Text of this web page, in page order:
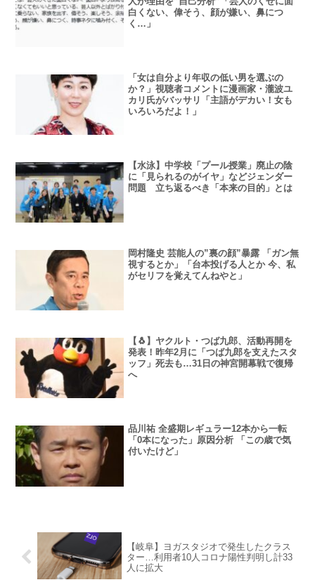
白くない、偉そう、顔が嫌い、鼻につ
く…」
「女は自分より年収の低い男を選ぶの
か？」視聴者コメントに漫画家・瀧波ユ
カリ氏がバッサリ「主語がデカい！女も
いろいろだよ！」
【水泳】中学校「プール授業」廃止の陰
に「見られるのがイヤ」などジェンダー
問題 立ち返るべき「本来の目的」とは
岡村隆史 芸能人の”裏の顔”暴露 「ガン無
視するとか」「台本投げる人とか 今、私
がセリフを覚えてんねやと」
【🐧】ヤクルト・つば九郎、活動再開を
発表！昨年2月に「つば九郎を支えたスタ
ッフ」死去も…31日の神宮開幕戦で復帰
へ
品川祐 全盛期レギュラー12本から一転
「0本になった」原因分析 「この歳で気
付いたけど」
【岐阜】ヨガスタジオで発生したクラス
ター…利用者10人コロナ陽性判明し計33
人に拡大